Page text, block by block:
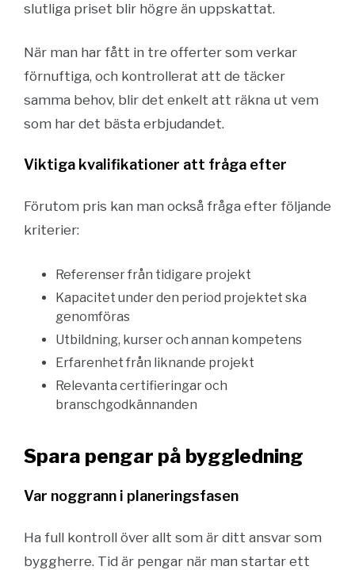
slutliga priset blir högre än uppskattat.
När man har fått in tre offerter som verkar
förnuftiga, och kontrollerat att de täcker
samma behov, blir det enkelt att räkna ut vem
som har det bästa erbjudandet.
Viktiga kvalifikationer att fråga efter
Förutom pris kan man också fråga efter följande
kriterier:
Referenser från tidigare projekt
Kapacitet under den period projektet ska
genomföras
Utbildning, kurser och annan kompetens
Erfarenhet från liknande projekt
Relevanta certifieringar och
branschgodkännanden
Spara pengar på byggledning
Var noggrann i planeringsfasen
Ha full kontroll över allt som är ditt ansvar som
byggherre. Tid är pengar när man startar ett